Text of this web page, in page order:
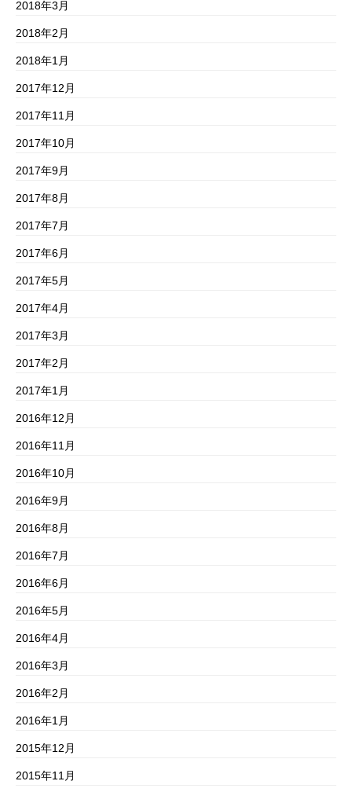
2018年3月
2018年2月
2018年1月
2017年12月
2017年11月
2017年10月
2017年9月
2017年8月
2017年7月
2017年6月
2017年5月
2017年4月
2017年3月
2017年2月
2017年1月
2016年12月
2016年11月
2016年10月
2016年9月
2016年8月
2016年7月
2016年6月
2016年5月
2016年4月
2016年3月
2016年2月
2016年1月
2015年12月
2015年11月